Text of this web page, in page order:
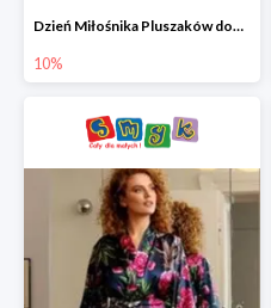
Dzień Miłośnika Pluszaków dodatkowy rabat -10%
10%